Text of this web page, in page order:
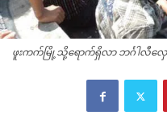
ဖူးကက်မြို့သို့ရောက်ရှိလာ ဘင်္ဂါလီလှေစီ